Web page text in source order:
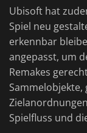
Ubisoft hat
Spiel neu
erkennbar
angepasst, um
Remakes
Sammelobjekte,
Spielfluss und